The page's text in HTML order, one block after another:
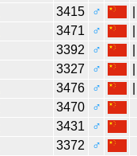
3415 ♂
3471 ♂
3392 ♂
3327 ♂
3476 ♂
3470
♂
3431
♂
3372
♂